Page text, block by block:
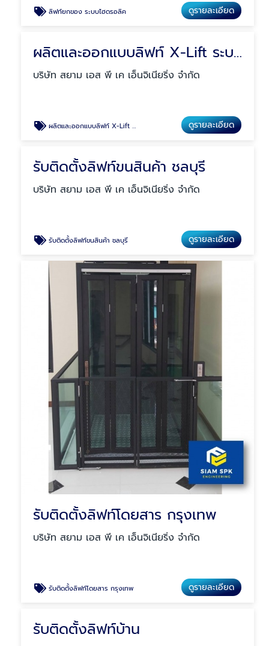
ลิฟท์ยกของ ระบบไฮดรอลิค ดูรายละเอียด
ผลิตและออกแบบลิฟท์ X-Lift ระบบไฮดรอลิค
บริษัท สยาม เอส พี เค เอ็นจิเนียริ่ง จำกัด
ผลิตและออกแบบลิฟท์ X-Lift ระบบไฮดรอลิค ดูรายละเอียด
รับติดตั้งลิฟท์ขนสินค้า ชลบุรี
บริษัท สยาม เอส พี เค เอ็นจิเนียริ่ง จำกัด
รับติดตั้งลิฟท์ขนสินค้า ชลบุรี ดูรายละเอียด
รับติดตั้งลิฟท์โดยสาร กรุงเทพ
บริษัท สยาม เอส พี เค เอ็นจิเนียริ่ง จำกัด
รับติดตั้งลิฟท์โดยสาร กรุงเทพ ดูรายละเอียด
รับติดตั้งลิฟท์บ้าน